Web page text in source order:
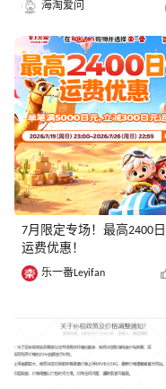
海淘爱问
7月限定专场！最高2400
运费优惠！
乐一番Leyifan